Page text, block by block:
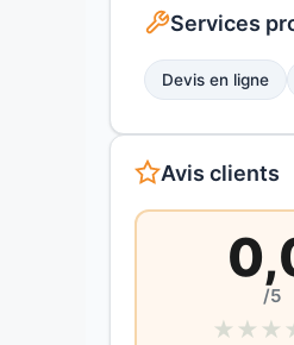
Services
Devis en ligne
Avis clients
/5
★ ★ ★